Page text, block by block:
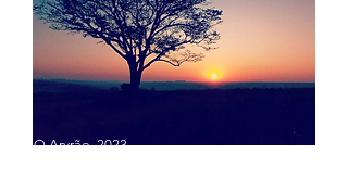
O Arvrão, 2023